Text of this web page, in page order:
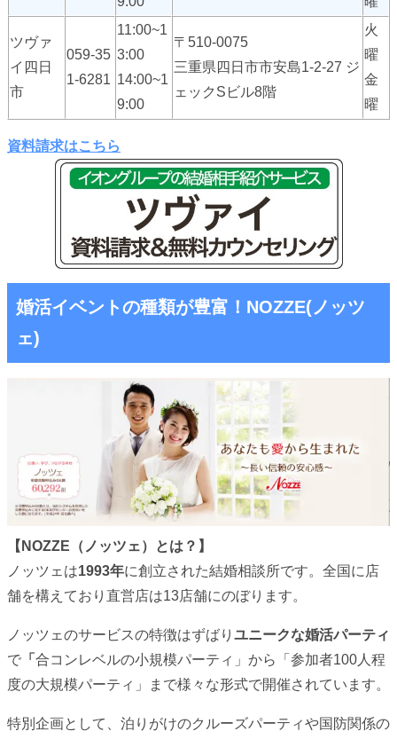
ツヴァ
イ四日
市
059-35
1-6281
11:00~1
3:00
14:00~1
9:00
〒510-0075
三重県四日市市安島1-2-27 ジ
ェックSビル8階
火
曜
金
曜
資料請求はこちら
婚活イベントの種類が豊富！NOZZE(ノッツ
ェ)
【NOZZE（ノッツェ）とは？】
ノッツェは1993年に創立された結婚相談所です。全国に店
舗を構えており直営店は13店舗にのぼります。
ノッツェのサービスの特徴はずばり ユニークな婚活パーティ
で 「 合コンレベルの小規模パーティ」から「参加者100人程
度の大規模パーティ」まで様々な形式で開催されています。
特別企画として、泊りがけのクルーズパーティや国防関係の